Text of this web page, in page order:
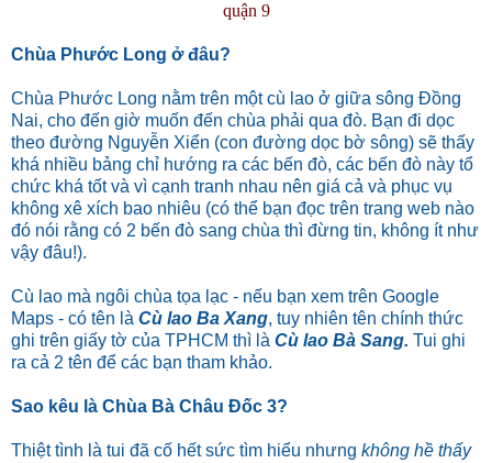
quận 9
Chùa Phước Long ở đâu?
Chùa Phước Long nằm trên một cù lao ở giữa sông Đồng
Nai, cho đến giờ muốn đến chùa phải qua đò. Bạn đi dọc
theo đường Nguyễn Xiển (con đường dọc bờ sông) sẽ thấy
khá nhiều bảng chỉ hướng ra các bến đò, các bến đò này tổ
chức khá tốt và vì cạnh tranh nhau nên giá cả và phục vụ
không xê xích bao nhiêu (có thể bạn đọc trên trang web nào
đó nói rằng có 2 bến đò sang chùa thì đừng tin, không ít như
vậy đâu!).
Cù lao mà ngôi chùa tọa lạc - nếu bạn xem trên Google
Maps - có tên là Cù lao Ba Xang, tuy nhiên tên chính thức
ghi trên giấy tờ của TPHCM thì là Cù lao Bà Sang. Tui ghi
ra cả 2 tên để các bạn tham khảo.
Sao kêu là Chùa Bà Châu Đốc 3?
Thiệt tình là tui đã cố hết sức tìm hiểu nhưng không hề thấy